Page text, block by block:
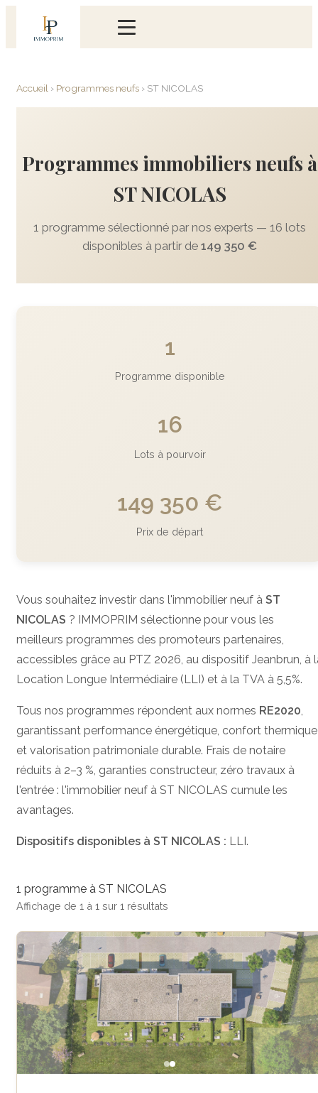
Accueil › Programmes neufs › ST NICOLAS
Programmes immobiliers neufs à
ST NICOLAS
1 programme sélectionné par nos experts — 16 lots
disponibles à partir de 149 350 €
1
Programme disponible
16
Lots à pourvoir
149 350 €
Prix de départ
Vous souhaitez investir dans l'immobilier neuf à ST
NICOLAS ? IMMOPRIM sélectionne pour vous les
meilleurs programmes des promoteurs partenaires,
accessibles grâce au PTZ 2026, au dispositif Jeanbrun, à
Location Longue Intermédiaire (LLI) et à la TVA à 5,5%.
Tous nos programmes répondent aux normes RE2020,
garantissant performance énergétique, confort thermique
et valorisation patrimoniale durable. Frais de notaire
réduits à 2–3 %, garanties constructeur, zéro travaux à
l'entrée : l'immobilier neuf à ST NICOLAS cumule les
avantages.
Dispositifs disponibles à ST NICOLAS : LLI.
1 programme à ST NICOLAS
Affichage de 1 à 1 sur 1 résultats